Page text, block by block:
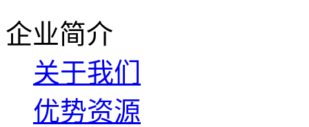
企业简介
关于我们
优势资源